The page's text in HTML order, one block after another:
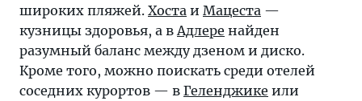
широких пляжей. Хоста и Мацеста —
кузницы здоровья, а вАдлере найден
разумный баланс между дзеном и диско.
Кроме того, можно поискать среди отелей
соседних курортов — в Геленджике или